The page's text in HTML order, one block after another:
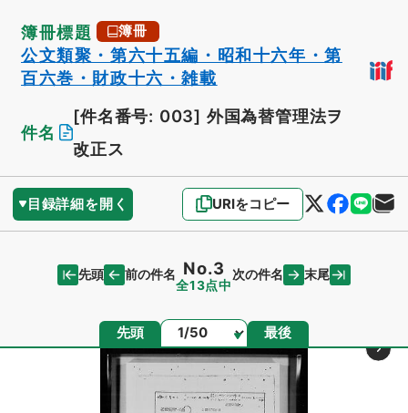
簿冊標題 簿冊
公文類聚・第六十五編・昭和十六年・第
百六巻・財政十六・雑載
件名
[件名番号: 003] 外国為替管理法ヲ
改正ス
目録詳細を開く URIをコピー
先頭 前の件名 No.3
全13点中
次の件名 末尾
先頭 ページ 最後